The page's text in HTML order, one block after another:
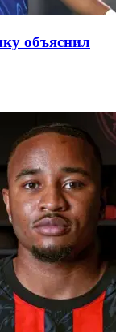
объяснил